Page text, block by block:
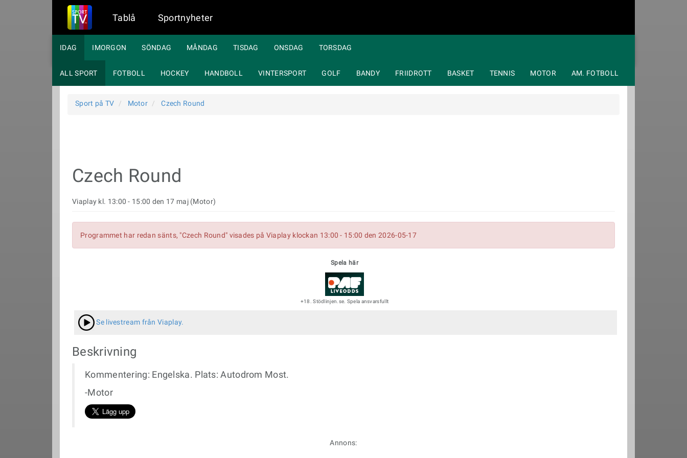
Tablå Sportnyheter
IDAG IMORGON SÖNDAG MÅNDAG TISDAG ONSDAG TORSDAG
ALL SPORT FOTBOLL HOCKEY HANDBOLL VINTERSPORT GOLF BANDY FRIIDROTT BASKET TENNIS MOTOR AM. FOTBOLL
Sport på TV Motor Czech Round
Czech Round
Viaplay kl. 13:00 - 15:00 den 17 maj (Motor)
Programmet har redan sänts, "Czech Round" visades på Viaplay klockan 13:00 - 15:00 den 2026-05-17
Spela här
+18. Stödlinjen.se. Spela ansvarsfullt
Se livestream från Viaplay.
Beskrivning
Kommentering: Engelska. Plats: Autodrom Most.
-Motor
Annons: